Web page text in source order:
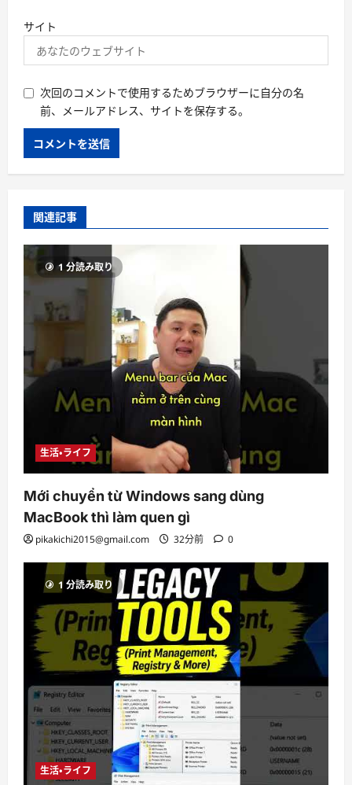
サイト
次回のコメントで使用するためブラウザーに自分の名
前、メールアドレス、サイトを保存する。
関連記事
1 分読み取り
生活・ライフ
Mới chuyển từ Windows sang dùng
MacBook thì làm quen gì
pikakichi2015@gmail.com 32分前 0
1 分読み取り
生活・ライフ